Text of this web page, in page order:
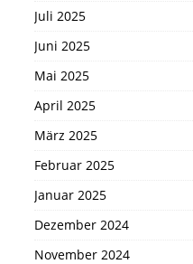
Juli 2025
Juni 2025
Mai 2025
April 2025
März 2025
Februar 2025
Januar 2025
Dezember 2024
November 2024